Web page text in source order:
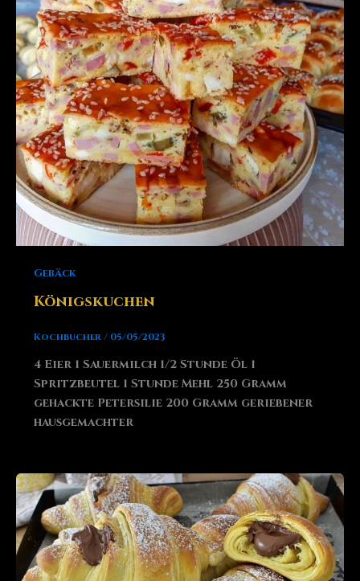
Gebäck
Königskuchen
Kochbucher/ 05/05/2023
4 Eier 1 Sauermilch 1/2 Stunde Öl 1
Spritzbeutel 1 Stunde Mehl 250 Gramm
gehackte Petersilie 200 Gramm geriebener
hausgemachter